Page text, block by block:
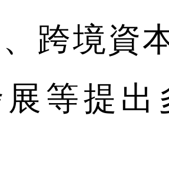
跨境資
展等提